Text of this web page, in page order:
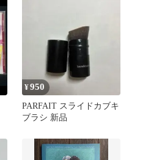
¥950
PARFAIT スライドカブキ
ブラシ 新品